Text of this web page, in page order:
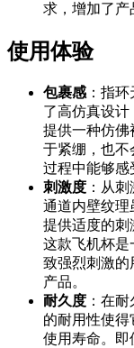
求，增加了产
使用体验
包裹感 ：指
了高仿真设计
提供一种仿佛
于紧绷，也不
过程中能够感
刺激度 ：从
通道内壁纹理
提供适度的刺
这款飞机杯是
致强烈刺激的
产品。
耐久度 ：在
的耐用性使
使用寿命。即